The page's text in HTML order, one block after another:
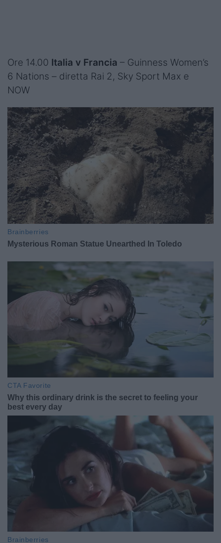
Ore 14.00 Italia v Francia – Guinness Women’s
6 Nations – diretta Rai 2, Sky Sport Max e
NOW